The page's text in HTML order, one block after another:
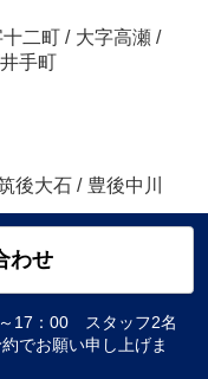
十二町 / 大字高瀬 /
手町
後大石 / 豊後中川
わせ
17：00 スタッフ2名
でお願い申し上げま